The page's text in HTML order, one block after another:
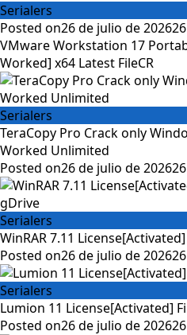
Serialers
Posted on26 de julio de 2026
VMware Workstation 17
Worked] x64 Latest FileCR
Serialers
TeraCopy Pro Crack only
Worked Unlimited
Posted on26 de julio de 2026
Serialers
WinRAR 7.11
Posted on26 de julio de 2026
Serialers
Lumion 11 License[Activated]
Posted on26 de julio de 2026